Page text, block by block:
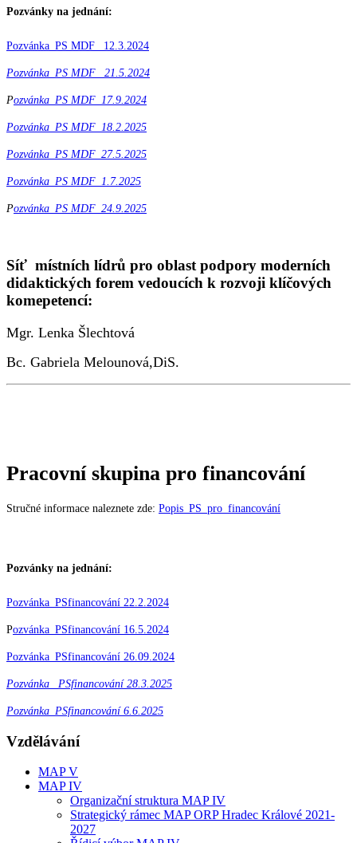
Pozvánky na jednání:
Pozvánka_PS MDF_ 12.3.2024
Pozvánka_PS MDF_ 21.5.2024
Pozvánka_PS MDF_17.9.2024
Pozvánka_PS MDF_18.2.2025
Pozvánka_PS MDF_27.5.2025
Pozvánka_PS MDF_1.7.2025
Pozvánka_PS MDF_24.9.2025
Síť místních lídrů pro oblast podpory moderních
didaktických forem vedoucích k rozvoji klíčových
komepetencí:
Mgr. Lenka Šlechtová
Bc. Gabriela Melounová,DiS.
Pracovní skupina pro financování
Stručné informace naleznete zde: Popis_PS_pro_financování
Pozvánky na jednání:
Pozvánka_PSfinancování 22.2.2024
Pozvánka_PSfinancování 16.5.2024
Pozvánka_PSfinancování 26.09.2024
Pozvánka_ PSfinancování 28.3.2025
Pozvánka_PSfinancování 6.6.2025
Vzdělávání
MAP V
MAP IV
Organizační struktura MAP IV
Strategický rámec MAP ORP Hradec Králové 2021-
2027